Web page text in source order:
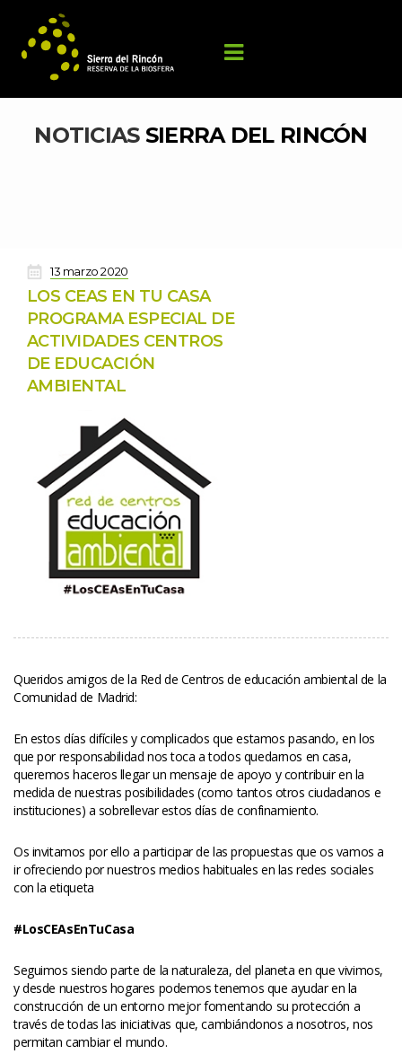
NOTICIAS SIERRA DEL RINCÓN
13 marzo 2020
LOS CEAS EN TU CASA
PROGRAMA ESPECIAL DE
ACTIVIDADES CENTROS
DE EDUCACIÓN
AMBIENTAL
Queridos amigos de la Red de Centros de educación ambiental de la
Comunidad de Madrid:
En estos días difíciles y complicados que estamos pasando, en los
que por responsabilidad nos toca a todos quedarnos en casa,
queremos haceros llegar un mensaje de apoyo y contribuir en la
medida de nuestras posibilidades (como tantos otros ciudadanos e
instituciones) a sobrellevar estos días de confinamiento.
Os invitamos por ello a participar de las propuestas que os vamos a
ir ofreciendo por nuestros medios habituales en las redes sociales
con la etiqueta
#LosCEAsEnTuCasa
Seguimos siendo parte de la naturaleza, del planeta en que vivimos,
y desde nuestros hogares podemos tenemos que ayudar en la
construcción de un entorno mejor fomentando su protección a
través de todas las iniciativas que, cambiándonos a nosotros, nos
permitan cambiar el mundo.